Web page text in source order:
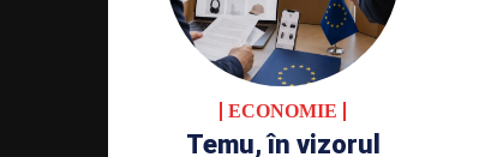
ECONOMIE
Temu, în vizorul